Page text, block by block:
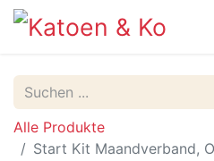
Alle Produkte
Start Kit Maandverband,